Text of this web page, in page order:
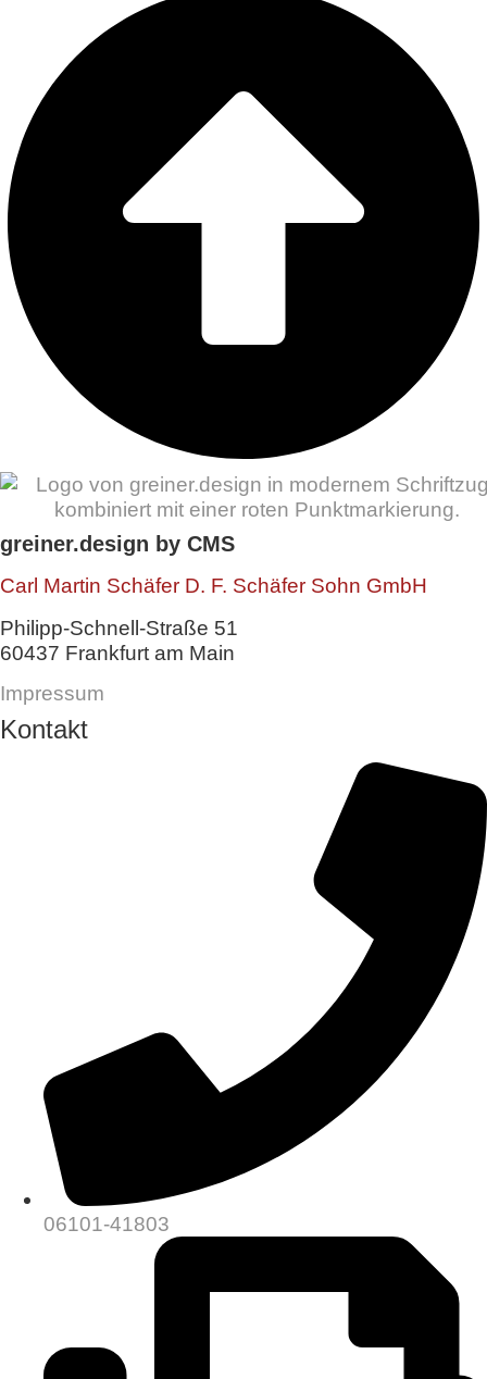
greiner.design by CMS
Carl Martin Schäfer D. F. Schäfer Sohn GmbH
Philipp-Schnell-Straße 51
60437 Frankfurt am Main
Impressum
Kontakt
06101-41803